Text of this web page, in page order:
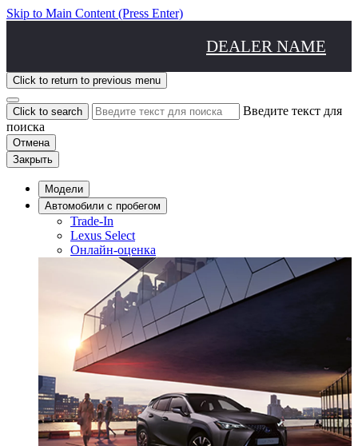
Skip to Main Content (Press Enter)
DEALER NAME
Click to return to previous menu
Click to search
Введите текст для
поиска
Отмена
Закрыть
Модели
Aвтомобили с пробегом
Trade-In
Lexus Select
Онлайн-оценка